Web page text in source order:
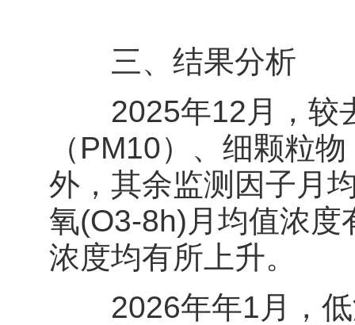
三、结果分析
2025年12月，较
（PM10）、细颗粒
外，其余监测因子月
氧(O3-8h)月均值浓
浓度均有所上升。
2026年年1月，低